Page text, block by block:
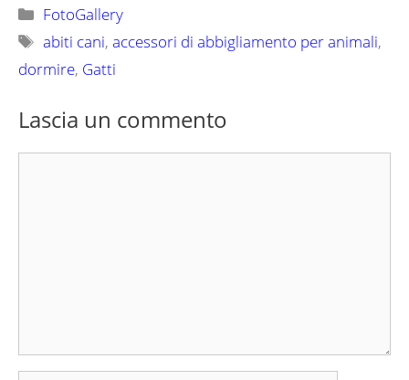
Categorie
FotoGallery
Tag
abiti cani,accessori di abbigliamento per animali,
dormire, Gatti
Lascia un commento